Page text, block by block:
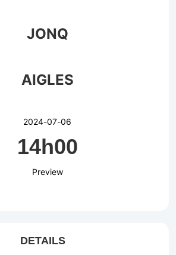
JONQ
AIGLES
2024-07-06
14h00
Preview
DETAILS